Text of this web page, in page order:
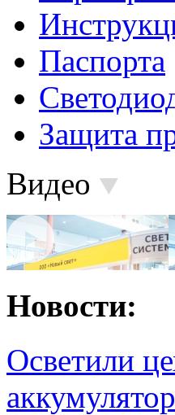
Паспорта
Защита
Видео
Новости:
Осветили